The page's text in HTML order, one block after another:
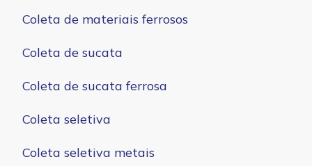
Coleta de materiais ferrosos
Coleta de sucata
Coleta de sucata ferrosa
Coleta seletiva
Coleta seletiva metais